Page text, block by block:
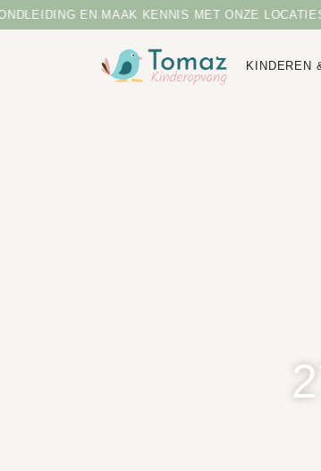
EN MAAK KENNIS MET ONZE LOCATIES
KINDEREN